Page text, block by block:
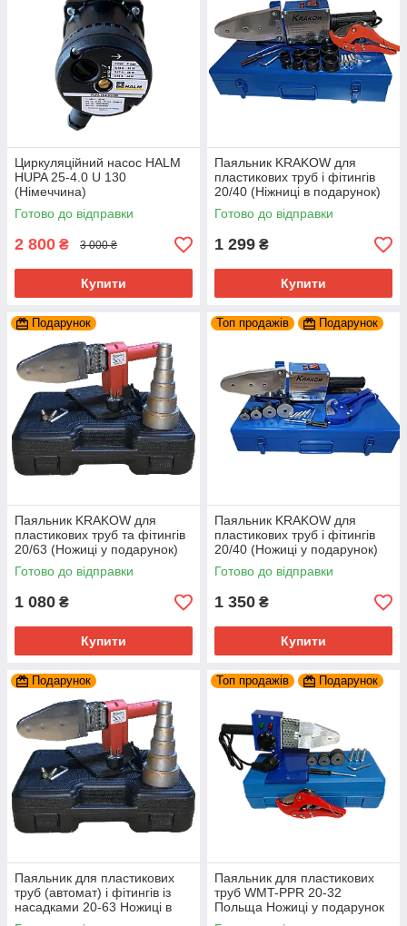
Циркуляційний насос HALM
HUPA 25-4.0 U 130
(Німеччина)
Готово до відправки
2 800 ₴ 3 000 ₴
Купити
Паяльник KRAKOW для
пластикових труб і фітингів
20/40 (Ніжниці в подарунок)
Готово до відправки
1 299 ₴
Купити
Подарунок
Паяльник KRAKOW для
пластикових труб та фітингів
20/63 (Ножиці у подарунок)
Готово до відправки
1 080 ₴
Купити
Топ продажів Подарунок
Паяльник KRAKOW для
пластикових труб і фітингів
20/40 (Ножиці у подарунок)
Готово до відправки
1 350 ₴
Купити
Подарунок
Паяльник для пластикових
труб (автомат) і фітингів із
насадками 20-63 Ножиці в
подарунок
Топ продажів Подарунок
Паяльник для пластикових
труб WMT-PPR 20-32
Польща Ножиці у подарунок